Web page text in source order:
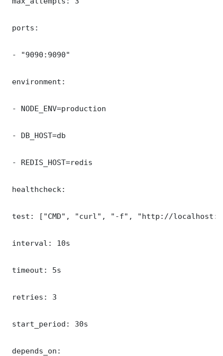
ports:
- "9090:9090"
environment:
- NODE_ENV=production
- DB_HOST=db
- REDIS_HOST=redis
healthcheck:
test: ["CMD", "curl", "-f", "http://
interval: 10s
timeout: 5s
retries: 3
start_period: 30s
depends_on: